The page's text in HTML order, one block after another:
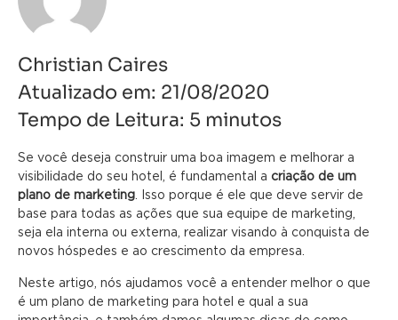
Christian Caires
Atualizado em: 21/08/2020
Tempo de Leitura: 5 minutos
Se você deseja construir uma boa imagem e melhorar a
visibilidade do seu hotel, é fundamental a criação de um
plano de marketing . Isso porque é ele que deve servir de
base para todas as ações que sua equipe de marketing,
seja ela interna ou externa, realizar visando à conquista de
novos hóspedes e ao crescimento da empresa.
Neste artigo, nós ajudamos você a entender melhor o que
é um plano de marketing para hotel e qual a sua